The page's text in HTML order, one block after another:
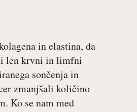
in elastina, da
len krvni in limfni
sončenja in
zmanjšali količino
Ko se nam med